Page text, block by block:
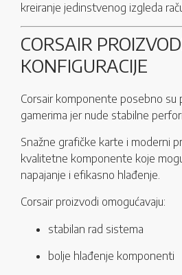
kreiranje jedinstvenog izgleda
CORSAIR
KONFIGURACIJE
Corsair komponente posebno su
gamerima jer nude stabilne
Snažne grafičke karte i moderni
kvalitetne komponente koje
napajanje i efikasno hlađenje.
Corsair proizvodi omogućavaju:
stabilan rad sistema
bolje hlađenje komponenti